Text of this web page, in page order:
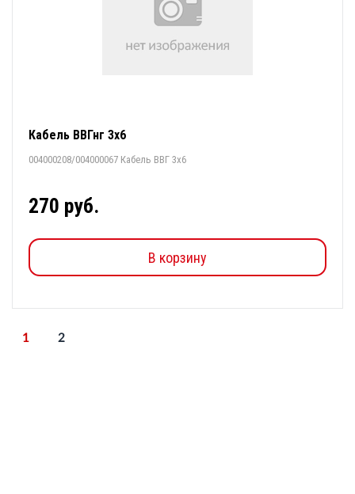
Кабель ВВГнг 3х6
004000208/004000067 Кабель ВВГ 3х6
270 руб.
В корзину
1 2